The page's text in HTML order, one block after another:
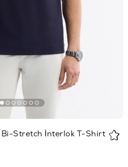
Bi-Stretch İnterlok T-Shirt